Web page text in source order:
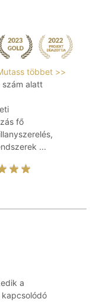
többet >>
szám alatt
fő
...
a